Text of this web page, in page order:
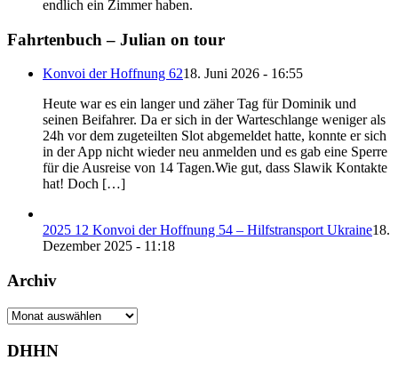
endlich ein Zimmer haben.
Fahrtenbuch – Julian on tour
Konvoi der Hoffnung 6218. Juni 2026 - 16:55
Heute war es ein langer und zäher Tag für Dominik und
seinen Beifahrer. Da er sich in der Warteschlange weniger als
24h vor dem zugeteilten Slot abgemeldet hatte, konnte er sich
in der App nicht wieder neu anmelden und es gab eine Sperre
für die Ausreise von 14 Tagen.Wie gut, dass Slawik Kontakte
hat! Doch […]
2025 12 Konvoi der Hoffnung 54 – Hilfstransport Ukraine18.
Dezember 2025 - 11:18
Archiv
Archiv
DHHN